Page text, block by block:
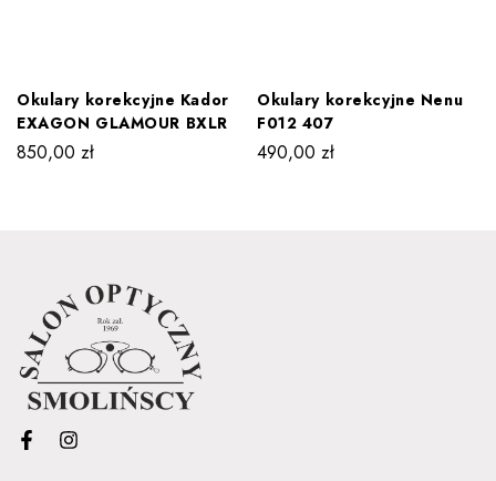
Okulary korekcyjne Kador
EXAGON GLAMOUR BXLR
850,00 zł
Okulary korekcyjne Nenu
F012 407
490,00 zł